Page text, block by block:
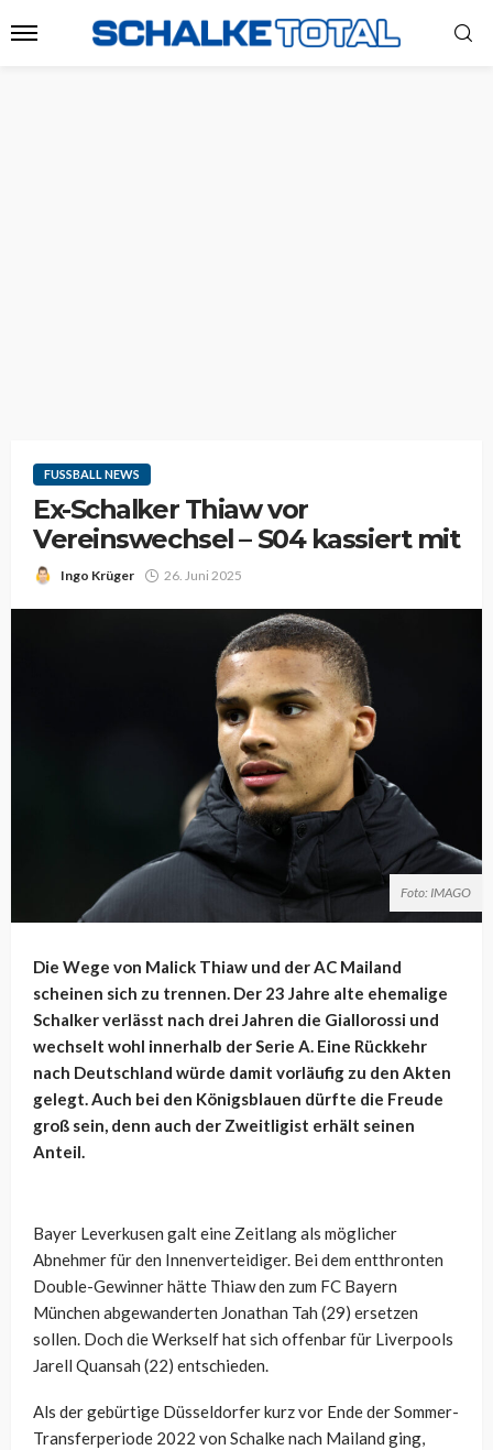
FUSSBALL NEWS
Ex-Schalker Thiaw vor
Vereinswechsel – S04 kassiert mit
Ingo Krüger 26. Juni 2025
Foto: IMAGO
Die Wege von Malick Thiaw und der AC Mailand
scheinen sich zu trennen. Der 23 Jahre alte ehemalige
Schalker verlässt nach drei Jahren die Giallorossi und
wechselt wohl innerhalb der Serie A. Eine Rückkehr
nach Deutschland würde damit vorläufig zu den Akten
gelegt. Auch bei den Königsblauen dürfte die Freude
groß sein, denn auch der Zweitligist erhält seinen
Anteil.
Bayer Leverkusen galt eine Zeitlang als möglicher
Abnehmer für den Innenverteidiger. Bei dem entthronten
Double-Gewinner hätte Thiaw den zum FC Bayern
München abgewanderten Jonathan Tah (29) ersetzen
sollen. Doch die Werkself hat sich offenbar für Liverpools
Jarell Quansah (22) entschieden.
Als der gebürtige Düsseldorfer kurz vor Ende der Sommer-
Transferperiode 2022 von Schalke nach Mailand ging,